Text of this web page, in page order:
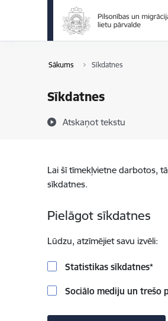
Pāriet uz lapas saturu
Sākums Sīkdatnes
Sīkdatnes
Atskaņot tekstu
Lai šī tīmekļvietne darbotos,
sīkdatnes.
Pielāgot sīkdatnes
Lūdzu, atzīmējiet savu izvēli:
Statistikas sīkdatnes*
Sociālo mediju un trešo